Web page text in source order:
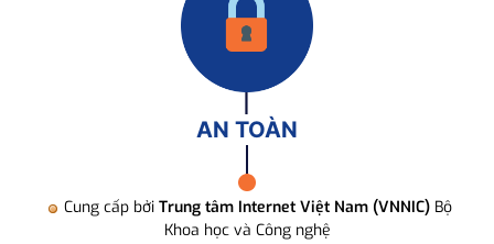
AN TOÀN
Cung cấp bởi Trung tâm Internet Việt Nam (VNNIC) Bộ
Khoa học và Công nghệ